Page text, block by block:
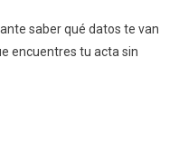
saber qué datos te van
encuentres tu acta sin